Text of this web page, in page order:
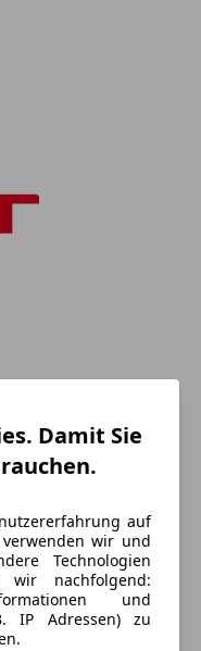
Damit Sie
auf
wir und
Technologien
wir nachfolgend:
und
IP Adressen) zu